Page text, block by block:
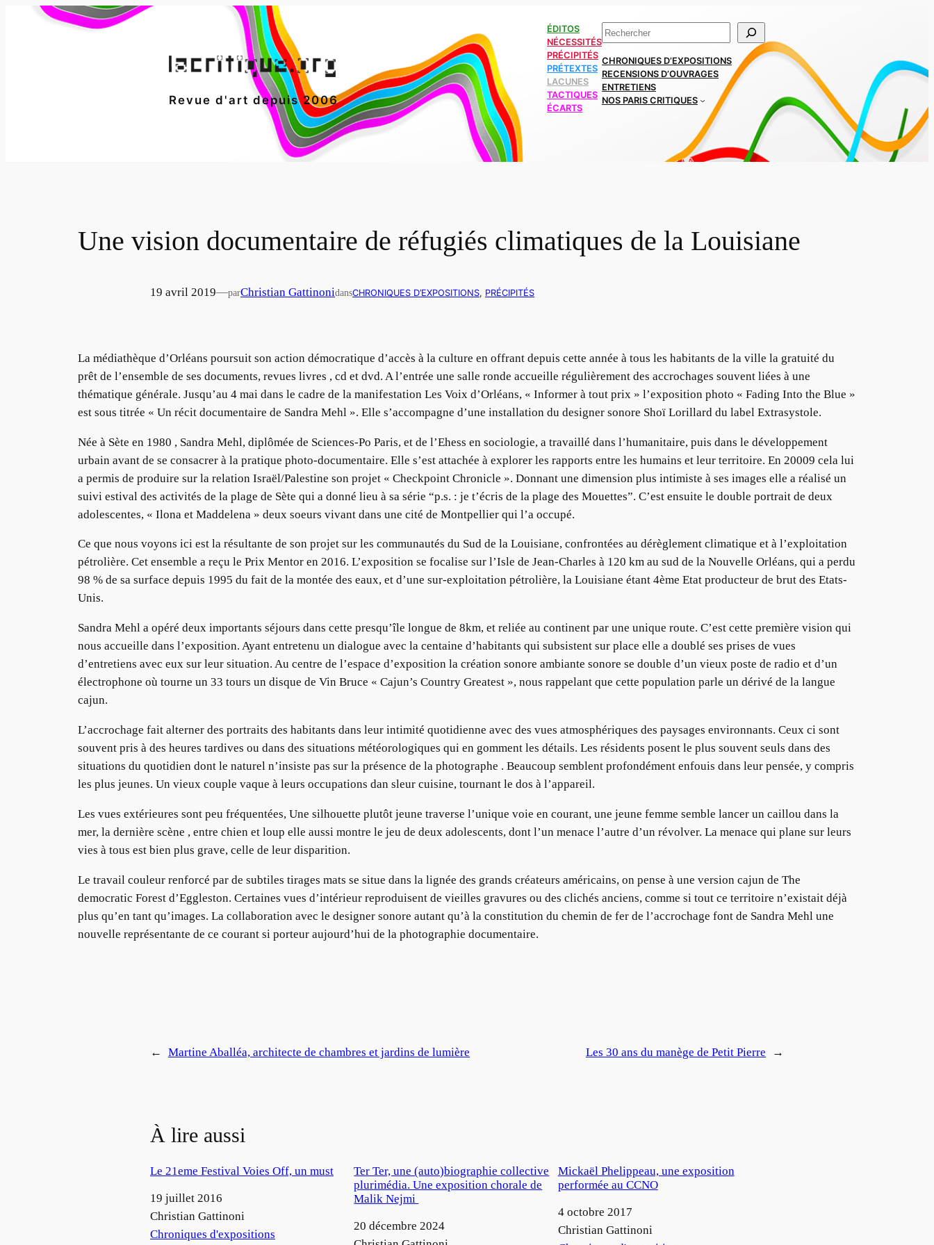
Revue d'art depuis 2006
ÉDITOS
NÉCESSITÉS
PRÉCIPITÉS
PRÉTEXTES
LACUNES
TACTIQUES
ÉCARTS
Rechercher
CHRONIQUES D’EXPOSITIONS
RECENSIONS D’OUVRAGES
ENTRETIENS
NOS PARIS CRITIQUES
Une vision documentaire de réfugiés climatiques de la Louisiane
19 avril 2019—parChristian GattinonidansCHRONIQUES D’EXPOSITIONS, PRÉCIPITÉS
La médiathèque d’Orléans poursuit son action démocratique d’accès à la culture en offrant depuis cette année à tous les habitants de la ville la gratuité du
prêt de l’ensemble de ses documents, revues livres , cd et dvd. A l’entrée une salle ronde accueille régulièrement des accrochages souvent liées à une
thématique générale. Jusqu’au 4 mai dans le cadre de la manifestation Les Voix d’Orléans, « Informer à tout prix » l’exposition photo « Fading Into the Blue »
est sous titrée « Un récit documentaire de Sandra Mehl ». Elle s’accompagne d’une installation du designer sonore Shoï Lorillard du label Extrasystole.
Née à Sète en 1980 , Sandra Mehl, diplômée de Sciences-Po Paris, et de l’Ehess en sociologie, a travaillé dans l’humanitaire, puis dans le développement
urbain avant de se consacrer à la pratique photo-documentaire. Elle s’est attachée à explorer les rapports entre les humains et leur territoire. En 20009 cela lui
a permis de produire sur la relation Israël/Palestine son projet « Checkpoint Chronicle ». Donnant une dimension plus intimiste à ses images elle a réalisé un
suivi estival des activités de la plage de Sète qui a donné lieu à sa série “p.s. : je t’écris de la plage des Mouettes”. C’est ensuite le double portrait de deux
adolescentes, « Ilona et Maddelena » deux soeurs vivant dans une cité de Montpellier qui l’a occupé.
Ce que nous voyons ici est la résultante de son projet sur les communautés du Sud de la Louisiane, confrontées au dérèglement climatique et à l’exploitation
pétrolière. Cet ensemble a reçu le Prix Mentor en 2016. L’exposition se focalise sur l’Isle de Jean-Charles à 120 km au sud de la Nouvelle Orléans, qui a perdu
98 % de sa surface depuis 1995 du fait de la montée des eaux, et d’une sur-exploitation pétrolière, la Louisiane étant 4ème Etat producteur de brut des Etats-
Unis.
Sandra Mehl a opéré deux importants séjours dans cette presqu’île longue de 8km, et reliée au continent par une unique route. C’est cette première vision qui
nous accueille dans l’exposition. Ayant entretenu un dialogue avec la centaine d’habitants qui subsistent sur place elle a doublé ses prises de vues
d’entretiens avec eux sur leur situation. Au centre de l’espace d’exposition la création sonore ambiante sonore se double d’un vieux poste de radio et d’un
électrophone où tourne un 33 tours un disque de Vin Bruce « Cajun’s Country Greatest », nous rappelant que cette population parle un dérivé de la langue
cajun.
L’accrochage fait alterner des portraits des habitants dans leur intimité quotidienne avec des vues atmosphériques des paysages environnants. Ceux ci sont
souvent pris à des heures tardives ou dans des situations météorologiques qui en gomment les détails. Les résidents posent le plus souvent seuls dans des
situations du quotidien dont le naturel n’insiste pas sur la présence de la photographe . Beaucoup semblent profondément enfouis dans leur pensée, y compris
les plus jeunes. Un vieux couple vaque à leurs occupations dan sleur cuisine, tournant le dos à l’appareil.
Les vues extérieures sont peu fréquentées, Une silhouette plutôt jeune traverse l’unique voie en courant, une jeune femme semble lancer un caillou dans la
mer, la dernière scène , entre chien et loup elle aussi montre le jeu de deux adolescents, dont l’un menace l’autre d’un révolver. La menace qui plane sur leurs
vies à tous est bien plus grave, celle de leur disparition.
Le travail couleur renforcé par de subtiles tirages mats se situe dans la lignée des grands créateurs américains, on pense à une version cajun de The
democratic Forest d’Eggleston. Certaines vues d’intérieur reproduisent de vieilles gravures ou des clichés anciens, comme si tout ce territoire n’existait déjà
plus qu’en tant qu’images. La collaboration avec le designer sonore autant qu’à la constitution du chemin de fer de l’accrochage font de Sandra Mehl une
nouvelle représentante de ce courant si porteur aujourd’hui de la photographie documentaire.
← Martine Aballéa, architecte de chambres et jardins de lumière Les 30 ans du manège de Petit Pierre →
À lire aussi
Le 21eme Festival Voies Off, un must
Date
19 juillet 2016
Auteur
Christian Gattinoni
Par rapport à
Chroniques d'expositions
Ter Ter, une (auto)biographie collective
plurimédia. Une exposition chorale de
Malik Nejmi
Date
20 décembre 2024
Mickaël Phelippeau, une exposition
performée au CCNO
Date
4 octobre 2017
Auteur
Christian Gattinoni